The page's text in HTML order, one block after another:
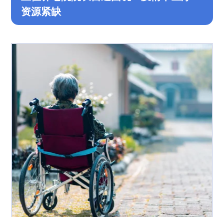
资源紧缺